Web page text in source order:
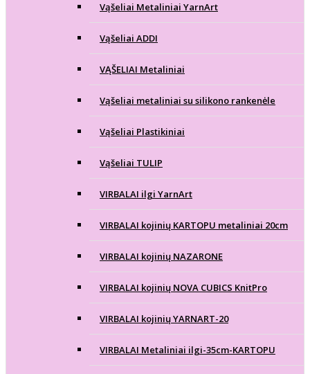
Vąšeliai Metaliniai YarnArt
Vąšeliai ADDI
VĄŠELIAI Metaliniai
Vąšeliai metaliniai su silikono rankenėle
Vąšeliai Plastikiniai
Vąšeliai TULIP
VIRBALAI ilgi YarnArt
VIRBALAI kojinių KARTOPU metaliniai 20cm
VIRBALAI kojinių NAZARONE
VIRBALAI kojinių NOVA CUBICS KnitPro
VIRBALAI kojinių YARNART-20
VIRBALAI Metaliniai ilgi-35cm-KARTOPU